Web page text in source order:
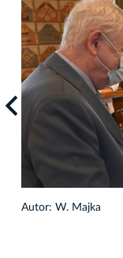
Autor: W. Majka